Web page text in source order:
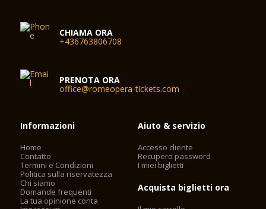
CHIAMA ORA
+436763806708
PRENOTA ORA
office@romeopera-tickets.com
Informazioni
Home
Contatto
Termini e Condizioni
Politica sulla riservatezza
Chi siamo
Domande frequenti
La tua opinione conta
Aiuto & servizio
Accesso cliente
Recupero password
I miei biglietti
Acquista biglietti ora